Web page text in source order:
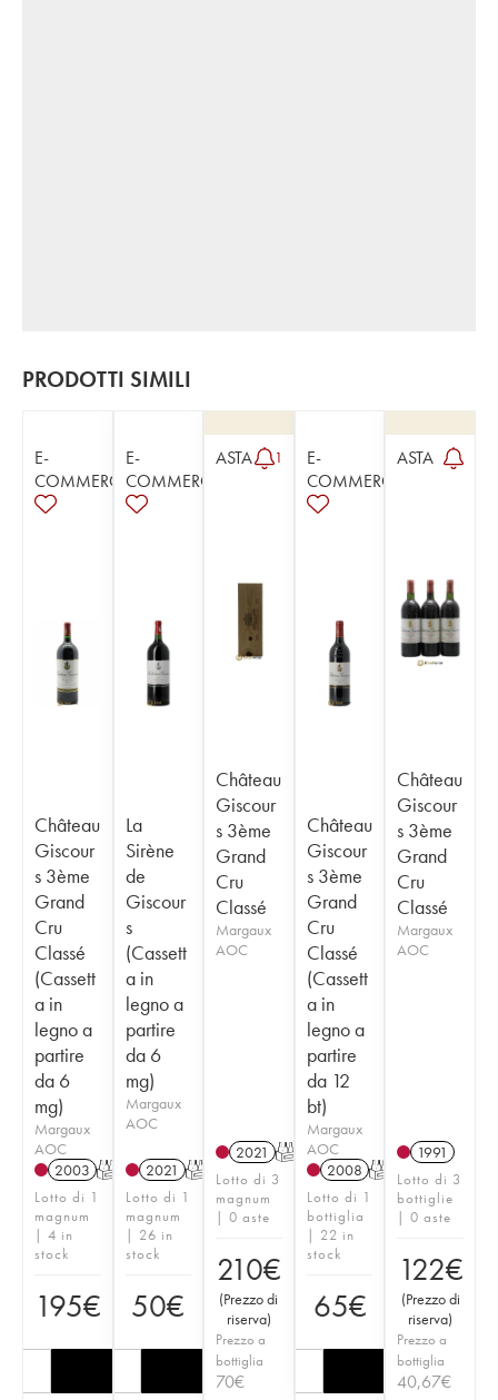
PRODOTTI SIMILI
E-
COMMERCE
Château
Giscour
s 3ème
Grand
Cru
Classé
(Cassett
a in
legno a
partire
da 6
mg)
Margaux
AOC
2003 T
Lotto di 1
magnum
| 4 in
stock
195€
E-
COMMERCE
La
Sirène
de
Giscour
s
(Cassett
a in
legno a
partire
da 6
mg)
Margaux
AOC
2021 T
Lotto di 1
magnum
| 26 in
stock
50€
ASTA 1
Château
Giscour
s 3ème
Grand
Cru
Classé
Margaux
AOC
2021 T
Lotto di 3
magnum
| 0 aste
210€
(Prezzo di
riserva)
Prezzo a
bottiglia
70€
E-
COMMERCE
Château
Giscour
s 3ème
Grand
Cru
Classé
(Cassett
a in
legno a
partire
da 12
bt)
Margaux
AOC
2008 T
Lotto di 1
bottiglia
| 22 in
stock
65€
ASTA
Château
Giscour
s 3ème
Grand
Cru
Classé
Margaux
AOC
1991
Lotto di 3
bottiglie
| 0 aste
122€
(Prezzo di
riserva)
Prezzo a
bottiglia
40,67€